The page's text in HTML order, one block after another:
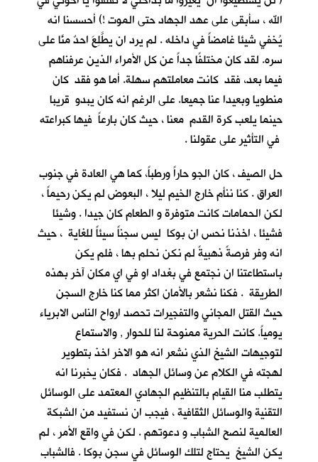
الله ، سأبقى على عهد الجهاد حتى الموت !) أحسسنا انه
يُخفي شيئا غامضاً في داخله . لم يرد ان يطَّلِعَ احدٌ منَّا على
سره. لقد كان مختلفًا جداً عن كل الأمراء الذين عرفناهم
فيما بعد، فقد كانت معاملتهم سهلة. أما هو فقد كان
منطويا وبعيدا عنا جميعا. على الرغم انه كان يبدو قريبا
حينما يلعب كرة القدم معنا ، حيث كان بارعاً فيها كبراعته
في التأثير على عقولنا .
حل الصيف ، كان الجو حاراً ورطباً، كما هي العادة في جنوب
العراق . كنا ننأم خارج الخيم ليلا ، البعوض لم يكن رحيماً ،
لكن الحمامات كانت متوفرة و الطعام كان جيدا . وشيئا
فشيئا ، اخذنا نحس ان بوكا ليس سجناً سيئاً للغاية ، حيث
انه وفر فرصةً ذهبيةً لم نكن نحلم بها ، فلم يكن
باستطاعتنا ان نجتمع في بغداد او في اي مكان آخر بهذه
الطريقة . فكنا نشعر بالأمان اكثر مما كنا خارج السجن
حيث القتل المجاني والتفجيرات تحصد ارواح الناس الابرياء
يومياً. كانت الحرية ممنوحة لنا للحوار , والاستماع
لتوجيهات الشيخ الذي نشعر انه هو الاخر اخذ بتطوير
لهجته في الكلام عن وسائل الجهاد . فكان يخبرنا انه
يتطلب منا القيام بالتنظيم الجهادي المعتمد على الوسائل
التقنية والوسائل الثقافية ، فيجب ان نستفيد من الشبكة
العالمية لنصح الشباب و دعوتهم . لكن في واقع الأمر ، لم
يكن الشيخ يحتاج لتلك الوسائل في سجن بوكا . فالشباب